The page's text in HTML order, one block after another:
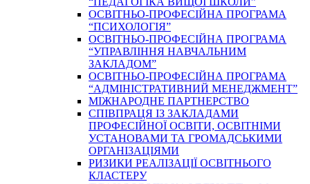
ОСВІТНЬО-ПРОФЕСІЙНА ПРОГРАМА
“ПСИХОЛОГІЯ”
ОСВІТНЬО-ПРОФЕСІЙНА ПРОГРАМА
“УПРАВЛІННЯ НАВЧАЛЬНИМ
ЗАКЛАДОМ”
ОСВІТНЬО-ПРОФЕСІЙНА ПРОГРАМА
“АДМІНІСТРАТИВНИЙ МЕНЕДЖМЕНТ”
МІЖНАРОДНЕ ПАРТНЕРСТВО
СПІВПРАЦЯ ІЗ ЗАКЛАДАМИ
ПРОФЕСІЙНОЇ ОСВІТИ, ОСВІТНІМИ
УСТАНОВАМИ ТА ГРОМАДСЬКИМИ
ОРГАНІЗАЦІЯМИ
РИЗИКИ РЕАЛІЗАЦІЇ ОСВІТНЬОГО
КЛАСТЕРУ